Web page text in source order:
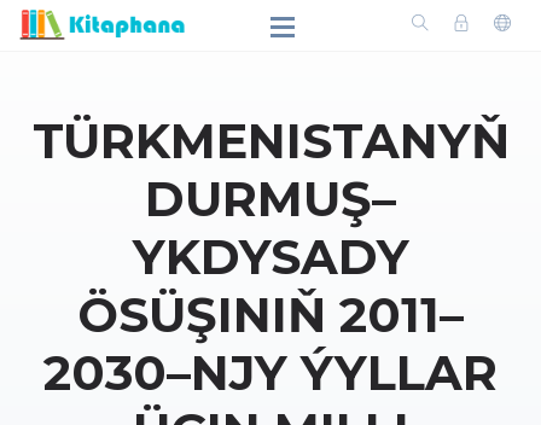
TÜRKMENISTANYŇ
DURMUŞ–
YKDYSADY
ÖSÜŞINIŇ 2011–
2030–NJY ÝYLLAR